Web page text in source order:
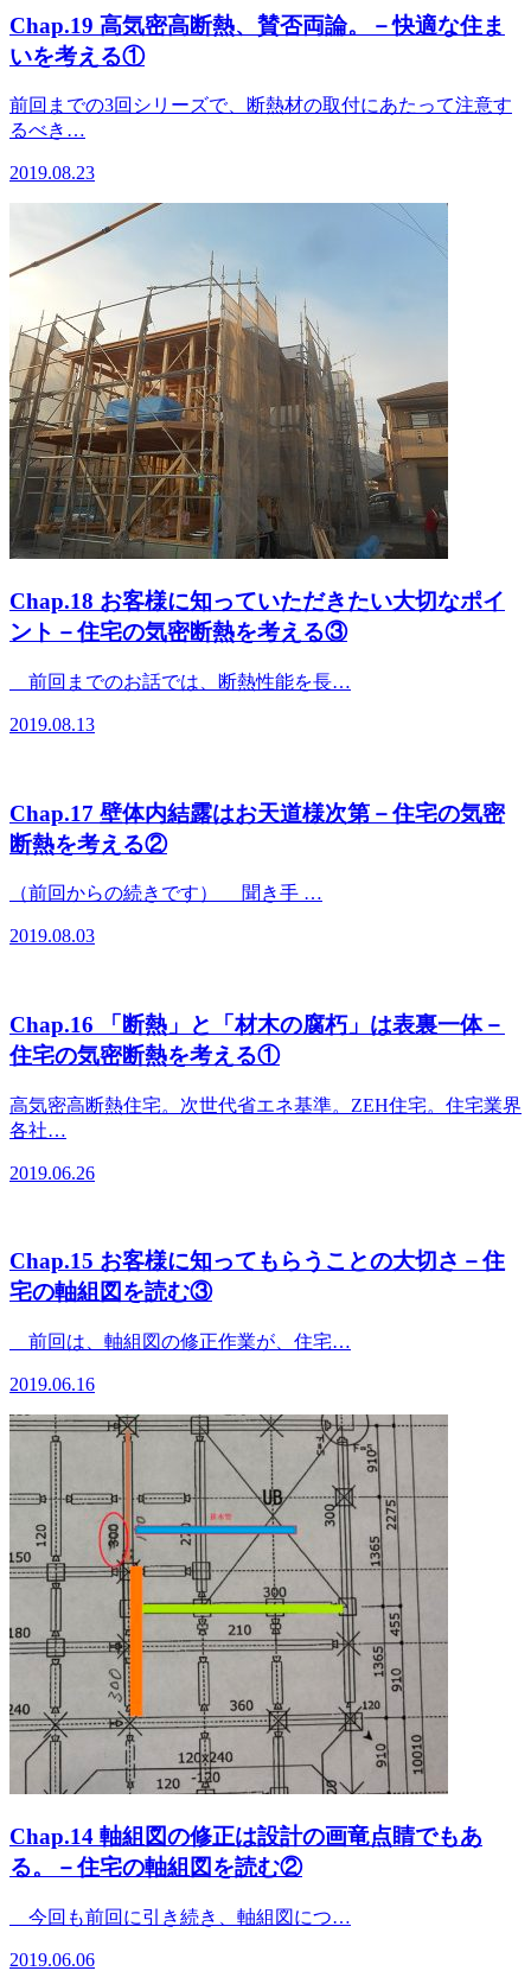
Chap.19 高気密高断熱、賛否両論。－快適な住ま
いを考える①
前回までの3回シリーズで、断熱材の取付にあたって注意す
るべき…
2019.08.23
Chap.18 お客様に知っていただきたい大切なポイ
ント－住宅の気密断熱を考える③
前回までのお話では、断熱性能を長…
2019.08.13
Chap.17 壁体内結露はお天道様次第－住宅の気密
断熱を考える②
（前回からの続きです） 聞き手 …
2019.08.03
Chap.16 「断熱」と「材木の腐朽」は表裏一体－
住宅の気密断熱を考える①
高気密高断熱住宅。次世代省エネ基準。ZEH住宅。住宅業界
各社…
2019.06.26
Chap.15 お客様に知ってもらうことの大切さ－住
宅の軸組図を読む③
前回は、軸組図の修正作業が、住宅…
2019.06.16
Chap.14 軸組図の修正は設計の画竜点睛でもあ
る。－住宅の軸組図を読む②
今回も前回に引き続き、軸組図につ…
2019.06.06